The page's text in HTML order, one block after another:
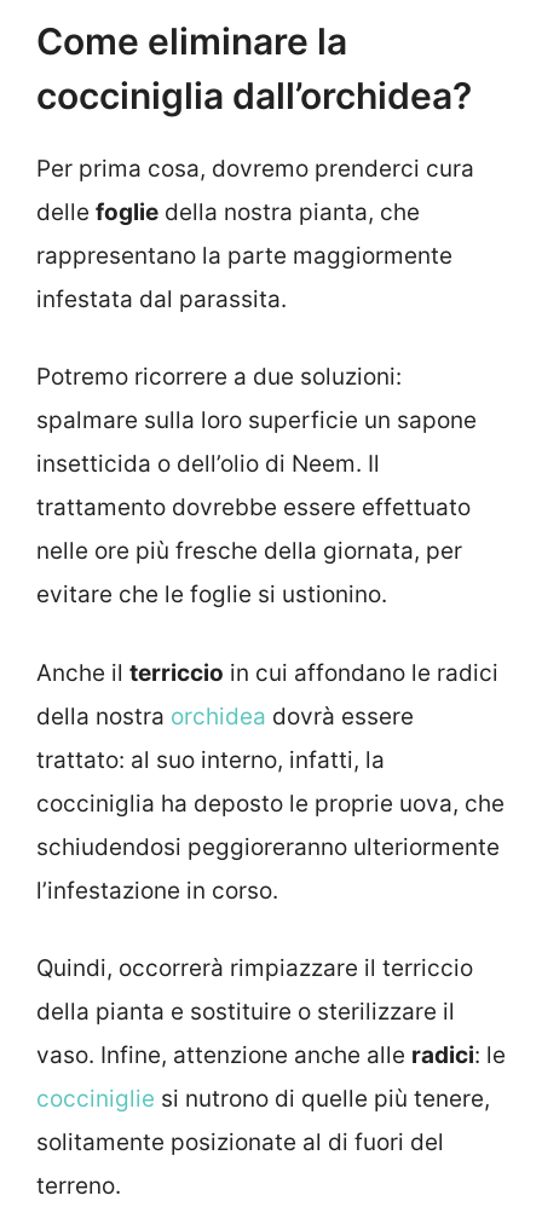
Come eliminare la
cocciniglia dall’orchidea?
Per prima cosa, dovremo prenderci cura
delle foglie della nostra pianta, che
rappresentano la parte maggiormente
infestata dal parassita.
Potremo ricorrere a due soluzioni:
spalmare sulla loro superficie un sapone
insetticida o dell’olio di Neem. Il
trattamento dovrebbe essere effettuato
nelle ore più fresche della giornata, per
evitare che le foglie si ustionino.
Anche il terriccio in cui affondano le radici
della nostra orchidea dovrà essere
trattato: al suo interno, infatti, la
cocciniglia ha deposto le proprie uova, che
schiudendosi peggioreranno ulteriormente
l’infestazione in corso.
Quindi, occorrerà rimpiazzare il terriccio
della pianta e sostituire o sterilizzare il
vaso. Infine, attenzione anche alle radici: le
cocciniglie si nutrono di quelle più tenere,
solitamente posizionate al di fuori del
terreno.